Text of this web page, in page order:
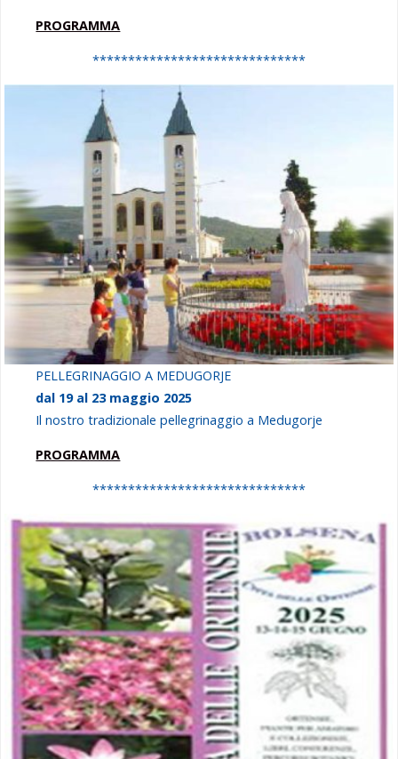
PROGRAMMA
******************************
PELLEGRINAGGIO A MEDUGORJE
dal 19 al 23 maggio 2025
Il nostro tradizionale pellegrinaggio a Medugorje
PROGRAMMA
******************************